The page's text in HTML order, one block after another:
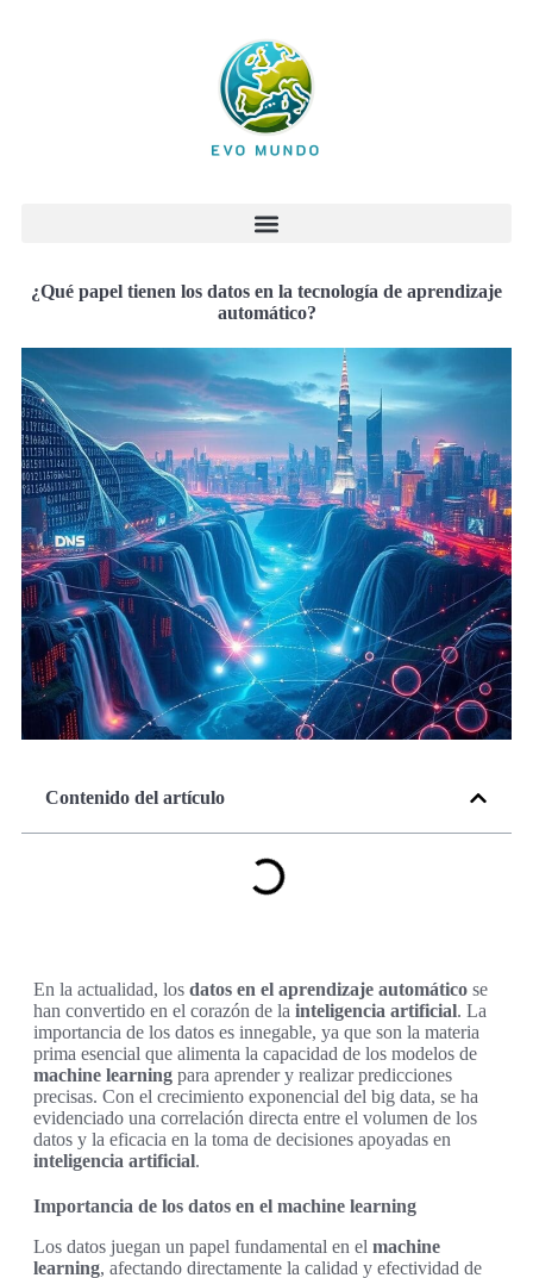
¿Qué papel tienen los datos en la tecnología de aprendizaje
automático?
Contenido del artículo
En la actualidad, los datos en el aprendizaje automático se
han convertido en el corazón de la inteligencia artificial. La
importancia de los datos es innegable, ya que son la materia
prima esencial que alimenta la capacidad de los modelos de
machine learning para aprender y realizar predicciones
precisas. Con el crecimiento exponencial del big data, se ha
evidenciado una correlación directa entre el volumen de los
datos y la eficacia en la toma de decisiones apoyadas en
inteligencia artificial.
Importancia de los datos en el machine learning
Los datos juegan un papel fundamental en el machine
learning, afectando directamente la calidad y efectividad de